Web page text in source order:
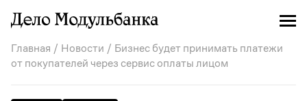
Главная / Новости / Бизнес будет принимать платежи
от покупателей через сервис оплаты лицом